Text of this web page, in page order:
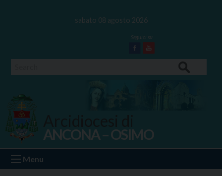
sabato 08 agosto 2026
Facebook
Youtube
Ancona Osimo
ANCONA – OSIMO
Menu